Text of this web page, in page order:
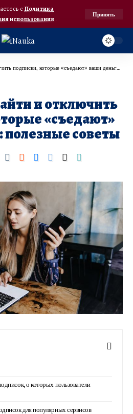
с Политика
использования.
Принять
которые «съедают» ваши деньги: полезные советы
и отключить
«съедают»
советы
о которых пользователи
для популярных сервисов